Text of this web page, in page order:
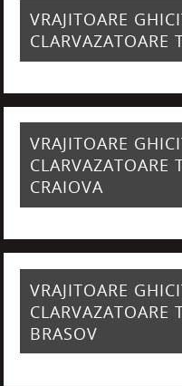
VRAJITOARE
CLARVAZATOARE
VRAJITOARE
CLARVAZATOARE
CRAIOVA
VRAJITOARE
CLARVAZATOARE
BRASOV